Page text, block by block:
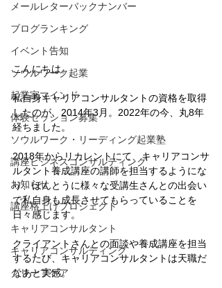
メールレターバックナンバー
ブログランキング
イベント告知
ソウルワーク起業
起業家マインド
体験セッション募集
ソウルワーク・リーディング起業塾
講座ビジネスコンサルティング
お知らせ
講座格上げプロジェクト
キャリアコンサルタント
キャリアコンサルティング
グリーフケア
こんにちは。
私自身キャリアコンサルタントの資格を取得
したのが、2014年3月。2022年の今、丸8年
経ちました。
2018年からリカレントにて、キャリアコンサ
ルタント養成講座の講師を担当するようにな
り、ほんとうに様々な受講生さんとの出会い
で私自身も成長させてもらっていることを
日々感じます。
クライアントさんとの面談や養成講座を担当
するたび、キャリアコンサルタントは天職だ
なあと実感。